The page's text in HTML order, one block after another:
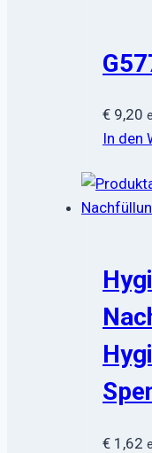
€ 9,20
In den
€ 1,62